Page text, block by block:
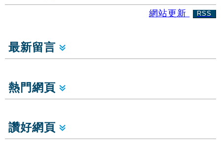
網站更新 RSS
最新留言
熱門網頁
讚好網頁